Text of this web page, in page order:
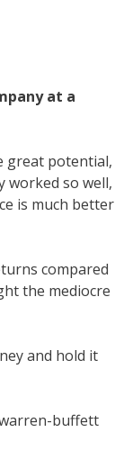
at a
great potential,
worked so well,
is much better
compared
the mediocre
and hold it
buffett